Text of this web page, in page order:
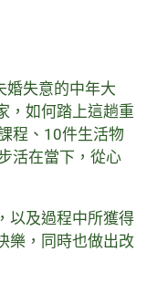
失意的中年大
，如何踏上這趟重
程、10件生活物
活在當下，從心
以及過程中所獲得
樂，同時也做出改